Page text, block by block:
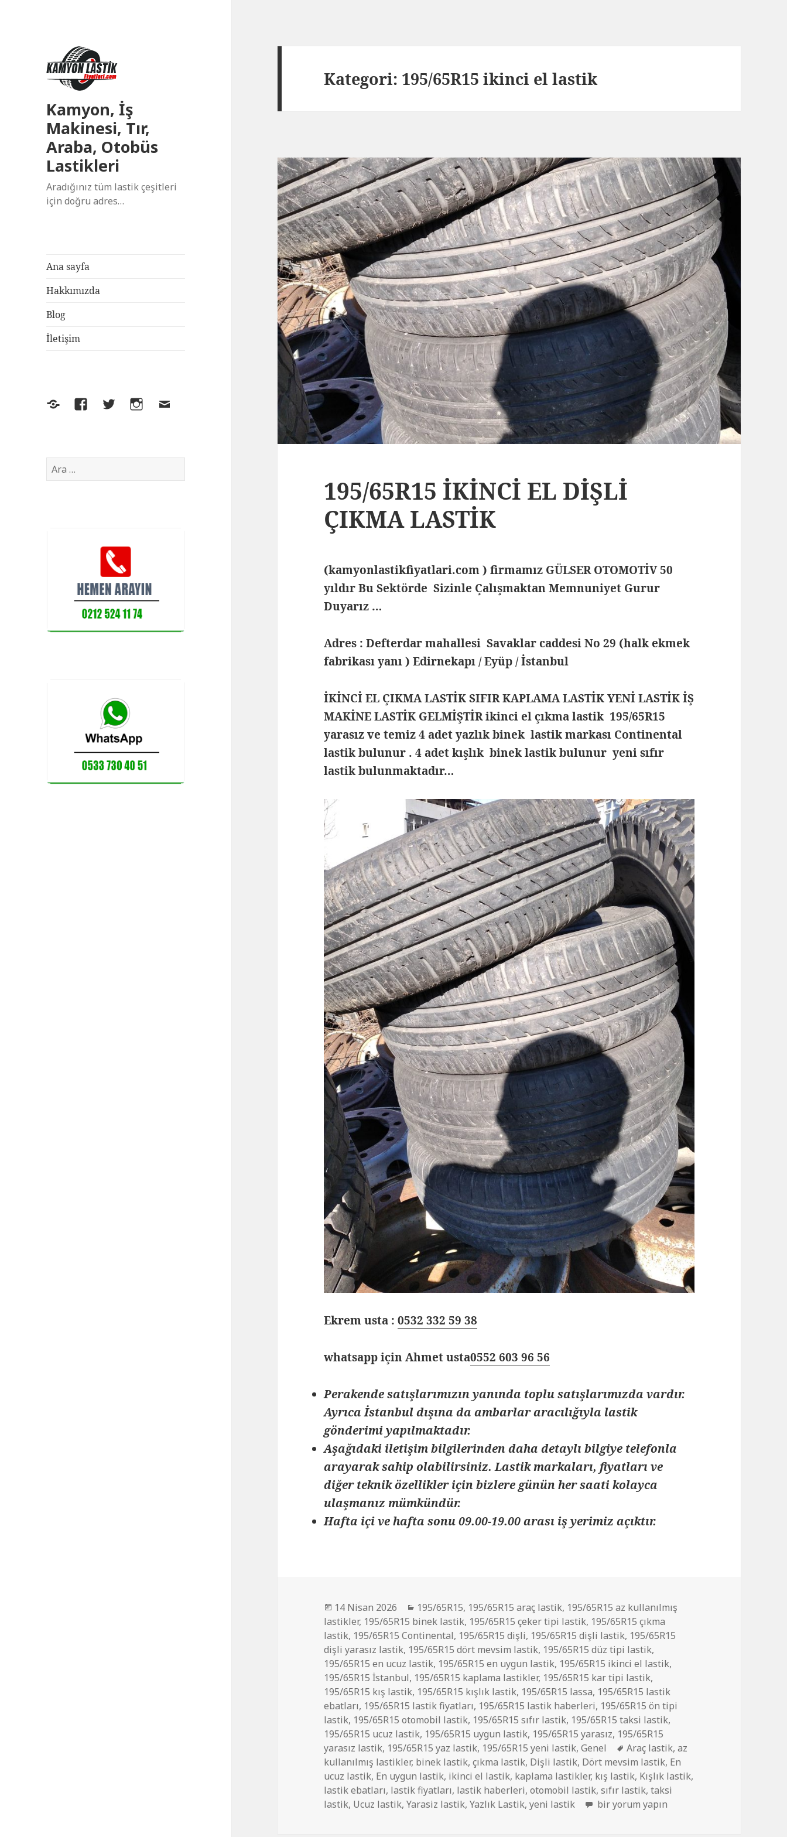
Kamyon, İş
Makinesi, Tır,
Araba, Otobüs
Lastikleri
Aradığınız tüm lastik çeşitleri
için doğru adres…
Ana sayfa
Hakkımızda
Blog
İletişim
Yelp FacebookTwitterInstagram
E-
Arama:
Kategori: 195/65R15 ikinci el lastik
195/65R15 İKİNCİ EL DİŞLİ
ÇIKMA LASTİK
(kamyonlastikfiyatlari.com ) firmamız GÜLSER OTOMOTİV 50
yıldır Bu Sektörde Sizinle Çalışmaktan Memnuniyet Gurur
Duyarız …
Adres : Defterdar mahallesi Savaklar caddesi No 29 (halk ekmek
fabrikası yanı ) Edirnekapı / Eyüp / İstanbul
İKİNCİ EL ÇIKMA LASTİK SIFIR KAPLAMA LASTİK YENİ LASTİK İŞ
MAKİNE LASTİK GELMİŞTİR ikinci el çıkma lastik 195/65R15
yarasız ve temiz 4 adet yazlık binek lastik markası Continental
lastik bulunur . 4 adet kışlık binek lastik bulunur yeni sıfır
lastik bulunmaktadır…
Ekrem usta :0532 332 59 38
whatsapp için Ahmet usta0552 603 96 56
Perakende satışlarımızın yanında toplu satışlarımızda vardır.
Ayrıca İstanbul dışına da ambarlar aracılığıyla lastik
gönderimi yapılmaktadır.
Aşağıdaki iletişim bilgilerinden daha detaylı bilgiye telefonla
arayarak sahip olabilirsiniz. Lastik markaları, fiyatları ve
diğer teknik özellikler için bizlere günün her saati kolayca
ulaşmanız mümkündür.
Hafta içi ve hafta sonu 09.00-19.00 arası iş yerimiz açıktır.
Yayın
tarihi
14 Nisan 2026 Kategoriler
195/65R15, 195/65R15 araç lastik, 195/65R15 az kullanılmış
lastikler, 195/65R15 binek lastik, 195/65R15 çeker tipi lastik, 195/65R15 çıkma
lastik, 195/65R15 Continental, 195/65R15 dişli, 195/65R15 dişli lastik, 195/65R15
dişli yarasız lastik, 195/65R15 dört mevsim lastik, 195/65R15 düz tipi lastik,
195/65R15 en ucuz lastik, 195/65R15 en uygun lastik, 195/65R15 ikinci el lastik,
195/65R15 İstanbul, 195/65R15 kaplama lastikler, 195/65R15 kar tipi lastik,
195/65R15 kış lastik, 195/65R15 kışlık lastik, 195/65R15 lassa, 195/65R15 lastik
ebatları, 195/65R15 lastik fiyatları, 195/65R15 lastik haberleri, 195/65R15 ön tipi
lastik, 195/65R15 otomobil lastik, 195/65R15 sıfır lastik, 195/65R15 taksi lastik,
195/65R15 ucuz lastik, 195/65R15 uygun lastik, 195/65R15 yarasız, 195/65R15
yarasız lastik, 195/65R15 yaz lastik, 195/65R15 yeni lastik,Genel Etiketler
Araç lastik,az
kullanılmış lastikler, binek lastik,çıkma lastik, Dişli lastik, Dört mevsim lastik, En
ucuz lastik, En uygun lastik, ikinci el lastik, kaplama lastikler, kış lastik, Kışlık lastik,
lastik ebatları, lastik fiyatları, lastik haberleri,otomobil lastik,sıfır lastik,taksi
lastik, Ucuz lastik,Yarasiz lastik,Yazlık Lastik,yeni lastik 195/65R15 İKİNCİ EL DİŞLİ ÇIKMA LASTİK
bir yorum yapın